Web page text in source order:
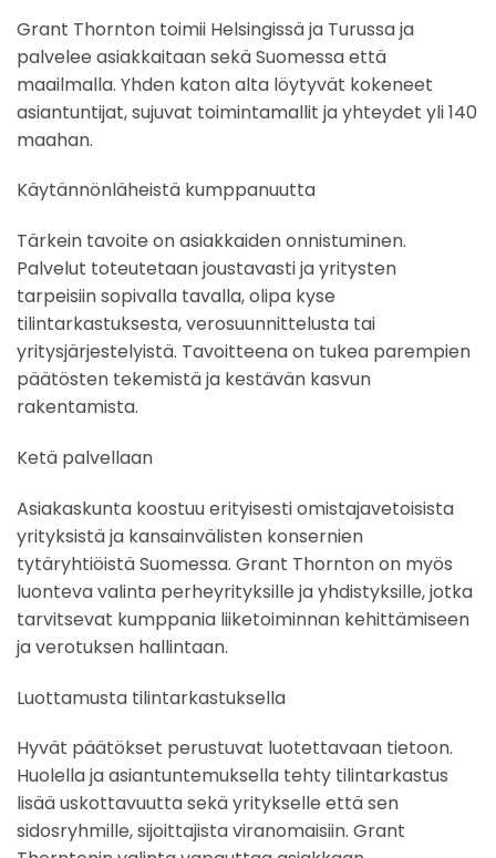
Grant Thornton toimii Helsingissä ja Turussa ja
palvelee asiakkaitaan sekä Suomessa että
maailmalla. Yhden katon alta löytyvät kokeneet
asiantuntijat, sujuvat toimintamallit ja yhteydet yli 140
maahan.​
Käytännönläheistä kumppanuutta​
Tärkein tavoite on asiakkaiden onnistuminen.
Palvelut toteutetaan joustavasti ja yritysten
tarpeisiin sopivalla tavalla, olipa kyse
tilintarkastuksesta, verosuunnittelusta tai
yritysjärjestelyistä. Tavoitteena on tukea parempien
päätösten tekemistä ja kestävän kasvun
rakentamista.​
Ketä palvellaan​
Asiakaskunta koostuu erityisesti omistajavetoisista
yrityksistä ja kansainvälisten konsernien
tytäryhtiöistä Suomessa. Grant Thornton on myös
luonteva valinta perheyrityksille ja yhdistyksille, jotka
tarvitsevat kumppania liiketoiminnan kehittämiseen
ja verotuksen hallintaan.​
Luottamusta tilintarkastuksella​
Hyvät päätökset perustuvat luotettavaan tietoon.
Huolella ja asiantuntemuksella tehty tilintarkastus
lisää uskottavuutta sekä yritykselle että sen
sidosryhmille, sijoittajista viranomaisiin. Grant